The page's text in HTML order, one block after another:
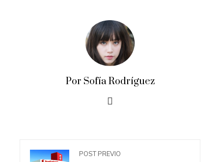
Por Sofía Rodríguez
POST PREVIO